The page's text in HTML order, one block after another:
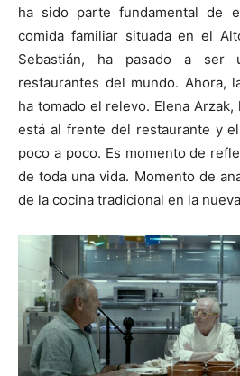
ha sido parte fundamental de
comida familiar situada en el
Sebastián, ha pasado a ser
restaurantes del mundo. Ahora,
ha tomado el relevo. Elena
está al frente del restaurante y
poco a poco. Es momento de
de toda una vida. Momento de
de la cocina tradicional en la